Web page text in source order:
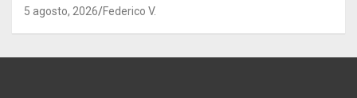
5 agosto, 2026 Federico V.